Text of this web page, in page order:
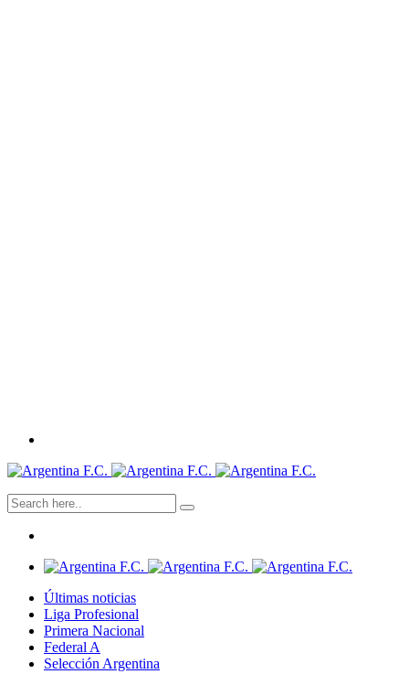
Últimas noticias
Liga Profesional
Primera Nacional
Federal A
Selección Argentina